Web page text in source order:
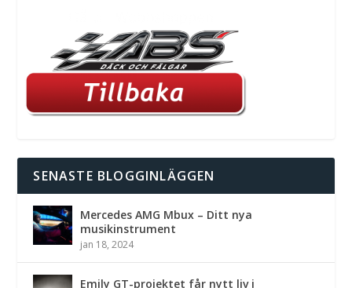
SENASTE BLOGGINLÄGGEN
Mercedes AMG Mbux – Ditt nya
musikinstrument
jan 18, 2024
Emily GT-projektet får nytt liv i